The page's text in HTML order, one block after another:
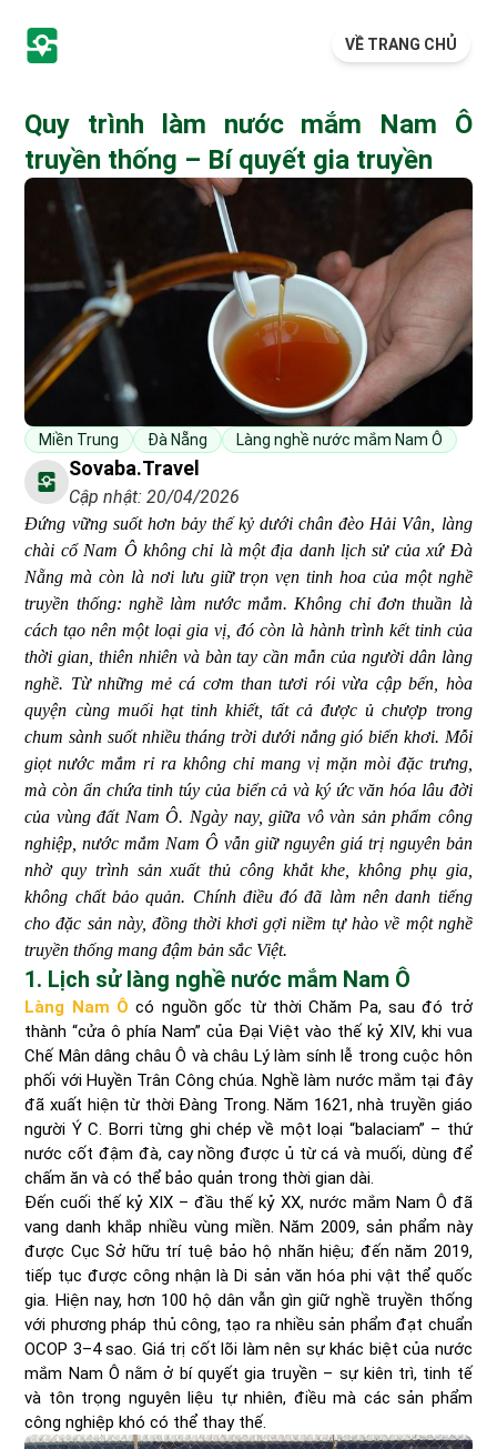
VỀ TRANG CHỦ
Quy trình làm nước mắm Nam Ô
truyền thống – Bí quyết gia truyền
Miền Trung Đà Nẵng Làng nghề nước mắm Nam Ô
Sovaba.travel
Cập nhật: 20/04/2026
Đứng vững suốt hơn bảy thế kỷ dưới chân đèo Hải Vân, làng
chài cổ Nam Ô không chỉ là một địa danh lịch sử của xứ Đà
Nẵng mà còn là nơi lưu giữ trọn vẹn tinh hoa của một nghề
truyền thống: nghề làm nước mắm. Không chỉ đơn thuần là
cách tạo nên một loại gia vị, đó còn là hành trình kết tinh của
thời gian, thiên nhiên và bàn tay cần mẫn của người dân làng
nghề. Từ những mẻ cá cơm than tươi rói vừa cập bến, hòa
quyện cùng muối hạt tinh khiết, tất cả được ủ chượp trong
chum sành suốt nhiều tháng trời dưới nắng gió biển khơi. Mỗi
giọt nước mắm rỉ ra không chỉ mang vị mặn mòi đặc trưng,
mà còn ẩn chứa tinh túy của biển cả và ký ức văn hóa lâu đời
của vùng đất Nam Ô. Ngày nay, giữa vô vàn sản phẩm công
nghiệp, nước mắm Nam Ô vẫn giữ nguyên giá trị nguyên bản
nhờ quy trình sản xuất thủ công khắt khe, không phụ gia,
không chất bảo quản. Chính điều đó đã làm nên danh tiếng
cho đặc sản này, đồng thời khơi gợi niềm tự hào về một nghề
truyền thống mang đậm bản sắc Việt.
1. Lịch sử làng nghề nước mắm Nam Ô
Làng Nam Ô có nguồn gốc từ thời Chăm Pa, sau đó trở
thành “cửa ô phía Nam” của Đại Việt vào thế kỷ XIV, khi vua
Chế Mân dâng châu Ô và châu Lý làm sính lễ trong cuộc hôn
phối với Huyền Trân Công chúa. Nghề làm nước mắm tại đây
đã xuất hiện từ thời Đàng Trong. Năm 1621, nhà truyền giáo
người Ý C. Borri từng ghi chép về một loại “balaciam” – thứ
nước cốt đậm đà, cay nồng được ủ từ cá và muối, dùng để
chấm ăn và có thể bảo quản trong thời gian dài.
Đến cuối thế kỷ XIX – đầu thế kỷ XX, nước mắm Nam Ô đã
vang danh khắp nhiều vùng miền. Năm 2009, sản phẩm này
được Cục Sở hữu trí tuệ bảo hộ nhãn hiệu; đến năm 2019,
tiếp tục được công nhận là Di sản văn hóa phi vật thể quốc
gia. Hiện nay, hơn 100 hộ dân vẫn gìn giữ nghề truyền thống
với phương pháp thủ công, tạo ra nhiều sản phẩm đạt chuẩn
OCOP 3–4 sao. Giá trị cốt lõi làm nên sự khác biệt của nước
mắm Nam Ô nằm ở bí quyết gia truyền – sự kiên trì, tinh tế
và tôn trọng nguyên liệu tự nhiên, điều mà các sản phẩm
công nghiệp khó có thể thay thế.